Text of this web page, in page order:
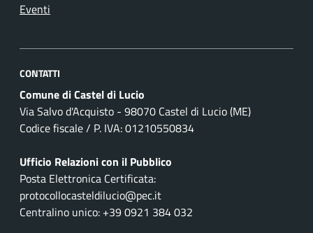
Eventi
CONTATTI
Comune di Castel di Lucio
Via Salvo d'Acquisto - 98070 Castel di Lucio (ME)
Codice fiscale / P. IVA: 01210550834
Ufficio Relazioni con il Pubblico
Posta Elettronica Certificata:
protocollocasteldilucio@pec.it
Centralino unico: +39 0921 384 032